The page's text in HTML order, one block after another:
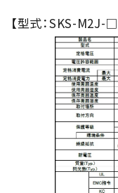
【型式：SKS-M2J-□